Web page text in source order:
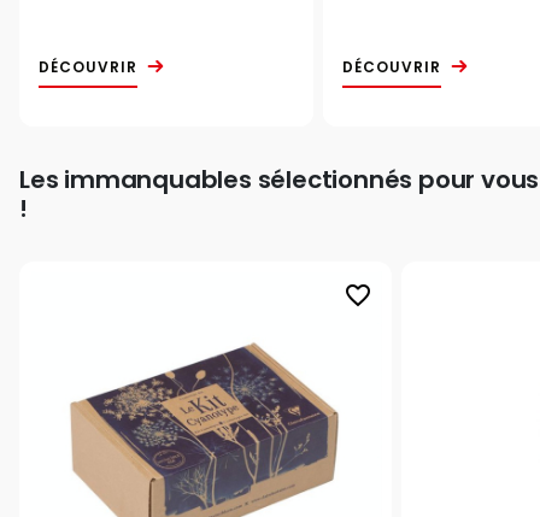
DÉCOUVRIR DÉCOUVRIR
Les immanquables sélectionnés pour vous
!
favorite_border